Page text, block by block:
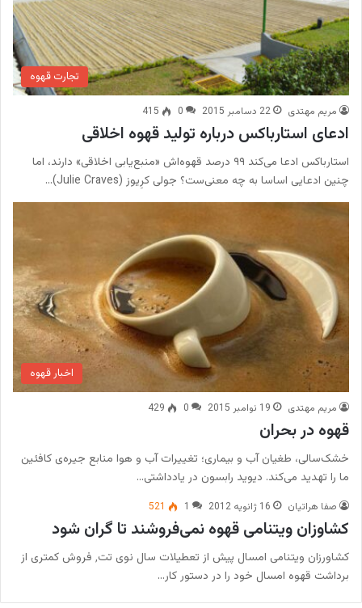
تجارت قهوه
مریم مهتدی 22 دسامبر 2015 0
415
ادعای استارباکس درباره تولید قهوه اخلاقی
استارباکس ادعا می‌کند ۹۹ درصد قهوه‌اش «منبع‌یابی اخلاقی» دارند، اما
چنین ادعایی اساسا به چه معنی‌ست؟ جولی کرِیوز (Julie Craves)…
اخبار قهوه
مریم مهتدی 19 نوامبر 2015 0
429
قهوه در بحران
خشک‌سالی، طغیان آب و بیماری؛ تغییرات آب و هوا منابع جیره‌ی کافئین
ما را تهدید می‌کند. دیوید رابسون در یادداشتی…
صفا هراتیان 16 ژانویه 2012 1
521
کشاوزان ویتنامی قهوه نمی‌فروشند تا گران شود
کشاورزان ویتنامی امسال پیش از تعطیلات سال نوی تت٬ فروش کمتری از
برداشت قهوه امسال خود را در دستور کار…